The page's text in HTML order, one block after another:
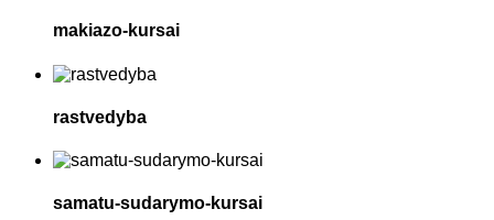
makiazo-kursai
rastvedyba
samatu-sudarymo-kursai